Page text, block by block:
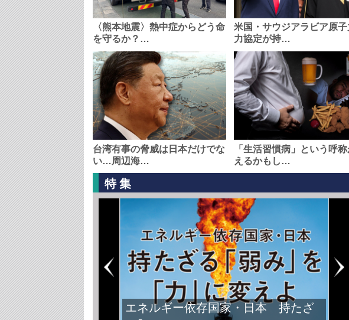
〈熊本地震〉熱中症からどう命
を守るか？…
米国・サウジアラビア原
力協定が持…
台湾有事の脅威は日本だけでな
い…周辺海…
「生活習慣病」という呼
えるかもし…
特集
エネルギー依存国家・日本 持たざ